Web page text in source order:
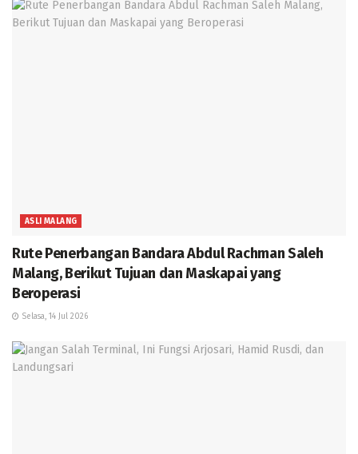
ASLI MALANG
Rute Penerbangan Bandara Abdul Rachman Saleh
Malang, Berikut Tujuan dan Maskapai yang
Beroperasi
Selasa, 14 Jul 2026